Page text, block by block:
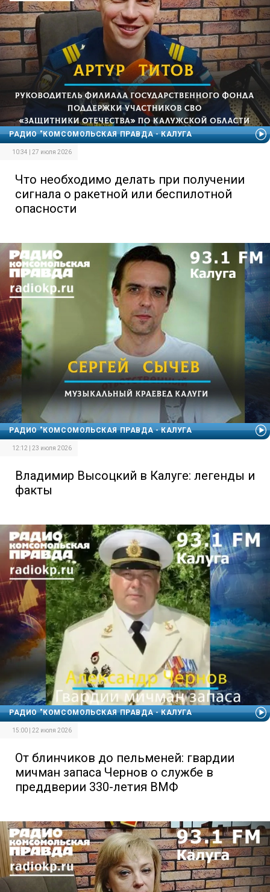
РАДИО "КОМСОМОЛЬСКАЯ ПРАВДА - КАЛУГА
10:34 | 27 июля 2026
Что необходимо делать при получении
сигнала о ракетной или беспилотной
опасности
РАДИО "КОМСОМОЛЬСКАЯ ПРАВДА - КАЛУГА
12:12 | 23 июля 2026
Владимир Высоцкий в Калуге: легенды и
факты
РАДИО "КОМСОМОЛЬСКАЯ ПРАВДА - КАЛУГА
15:00 | 22 июля 2026
От блинчиков до пельменей: гвардии
мичман запаса Чернов о службе в
преддверии 330-летия ВМФ